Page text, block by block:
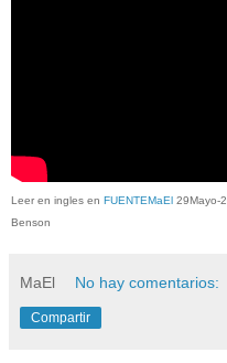
Leer en ingles en FUENTEMaEl 29Mayo-
Benson
MaEl No hay comentarios:
Compartir